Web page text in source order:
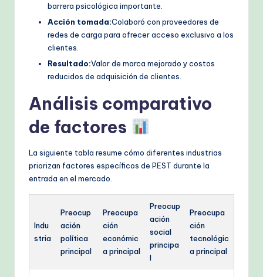
barrera psicológica importante.
Acción tomada:Colaboró con proveedores de
redes de carga para ofrecer acceso exclusivo a los
clientes.
Resultado:Valor de marca mejorado y costos
reducidos de adquisición de clientes.
Análisis comparativo
de factores
La siguiente tabla resume cómo diferentes industrias
priorizan factores específicos de PEST durante la
entrada en el mercado.
Indu
stria
Preocup
ación
política
principal
Preocupa
ción
económic
a principal
Preocup
ación
social
principa
l
Preocupa
ción
tecnológic
a principal